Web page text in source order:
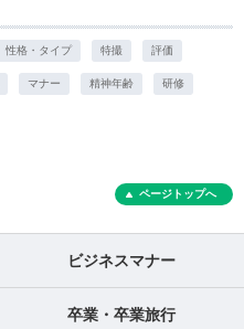
性格・タイプ 特撮 評価
マナー 精神年齢 研修
ページトップへ
ビジネスマナー
卒業・卒業旅行